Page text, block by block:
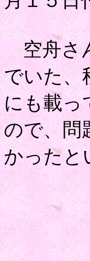
空舟さ
でいた、
にも載っ
ので、問
かったと